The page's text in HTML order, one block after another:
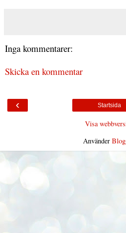
Inga kommentarer:
Skicka en kommentar
‹ Startsida
Visa
Använder